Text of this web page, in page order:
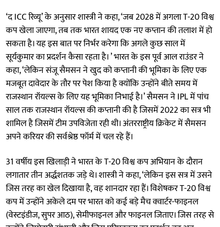
‘द ICC रिव्यू’ के अनुसार शास्त्री ने कहा, ‘जब 2028 में अगला T-20 विश्व
कप खेला जाएगा, तब तक भारत शायद एक नए कप्तान की तलाश में हो
सकता है। यह इस बात पर निर्भर करेगा कि अगले कुछ साल में
सूर्यकुमार का प्रदर्शन कैसा रहता है। ’ भारत के इस पूर्व आल राउंडर ने
कहा, ‘लेकिन संजू सैमसन ने खुद को कप्तानी की भूमिका के लिए एक
मजबूत दावेदार के तौर पर पेश किया है क्योंकि उन्होंने बीते समय में
राजस्थान रॉयल्स के लिए यह भूमिका निभाई है।’ सैमसन ने IPL में पांच
साल तक राजस्थान रॉयल्स की कप्तानी की है जिसमें 2022 का सत्र भी
शामिल है जिसमें टीम उपविजेता रही थी। अंतरराष्ट्रीय क्रिकेट में सैमसन
अपने करियर की सर्वश्रेष्ठ फॉर्म में चल रहे हैं।
31 वर्षीय इस खिलाड़ी ने भारत के T-20 विश्व कप अभियान के दौरान
लगातार तीन अर्द्धशतक जड़े थे। शास्त्री ने कहा, ‘लेकिन इस सत्र में उसने
जिस तरह का खेल दिखाया है, वह शानदार रहा हैं। विशेषकर T-20 विश्व
कप में उन्होंने अकेले दम पर भारत को कई बड़े मैच क्वार्टर-फाइनल
(वेस्टइंडीज, सुपर आठ), सेमीफाइनल और फाइनल जिताए। जिस तरह से